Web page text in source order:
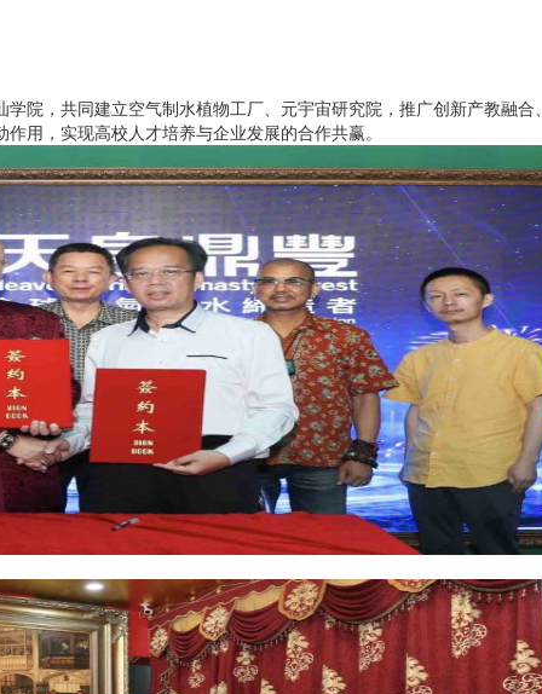
院，共同建立空气制水植物工厂、元宇宙研究院，推广创新产教融合、
用，实现高校人才培养与企业发展的合作共赢。